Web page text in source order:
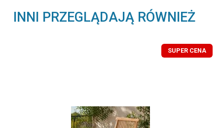
INNI PRZEGLĄDAJĄ RÓWNIEŻ
SUPER CENA